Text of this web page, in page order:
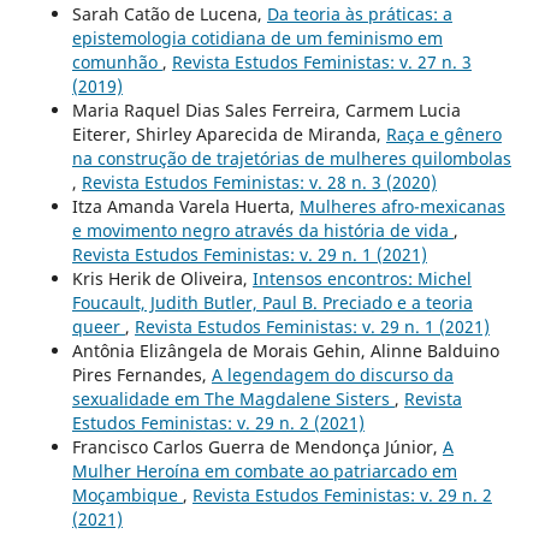
Sarah Catão de Lucena, Da teoria às práticas: a
epistemologia cotidiana de um feminismo em
comunhão , Revista Estudos Feministas: v. 27 n. 3
(2019)
Maria Raquel Dias Sales Ferreira, Carmem Lucia
Eiterer, Shirley Aparecida de Miranda, Raça e gênero
na construção de trajetórias de mulheres quilombolas
, Revista Estudos Feministas: v. 28 n. 3 (2020)
Itza Amanda Varela Huerta, Mulheres afro-mexicanas
e movimento negro através da história de vida ,
Revista Estudos Feministas: v. 29 n. 1 (2021)
Kris Herik de Oliveira, Intensos encontros: Michel
Foucault, Judith Butler, Paul B. Preciado e a teoria
queer , Revista Estudos Feministas: v. 29 n. 1 (2021)
Antônia Elizângela de Morais Gehin, Alinne Balduino
Pires Fernandes, A legendagem do discurso da
sexualidade em The Magdalene Sisters , Revista
Estudos Feministas: v. 29 n. 2 (2021)
Francisco Carlos Guerra de Mendonça Júnior, A
Mulher Heroína em combate ao patriarcado em
Moçambique , Revista Estudos Feministas: v. 29 n. 2
(2021)